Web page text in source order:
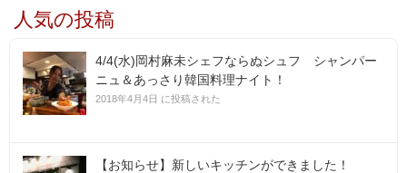
人気の投稿
4/4(水)岡村麻未シェフならぬシュフ シャンパー
ニュ＆あっさり韓国料理ナイト！
2018年4月4日 に投稿された
【お知らせ】新しいキッチンができました！